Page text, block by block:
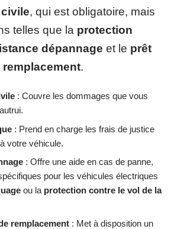
, qui est obligatoire, mais
telles que la protection
dépannage et le prêt
.
: Couvre les dommages que vous
: Prend en charge les frais de justice
votre véhicule.
: Offre une aide en cas de panne,
pour les véhicules électriques
ou la protection contre le vol de la
remplacement : Met à disposition un